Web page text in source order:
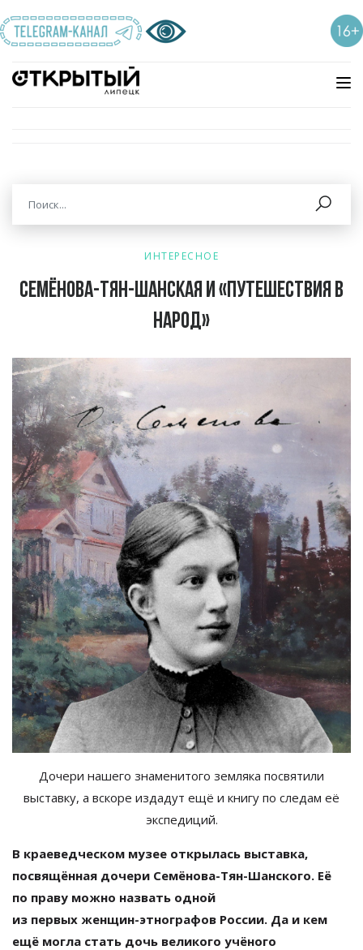
ИНТЕРЕСНОЕ
Семёнова-Тян-Шанская и «путешествия в
народ»
Дочери нашего знаменитого земляка посвятили
выставку, а вскоре издадут ещё и книгу по следам её
экспедиций.
В краеведческом музее открылась выставка,
посвящённая дочери Семёнова-Тян-Шанского. Её
по праву можно назвать одной
из первых женщин-этнографов России. Да и кем
ещё могла стать дочь великого учёного